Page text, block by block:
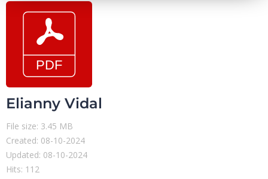
Elianny Vidal
File size: 3.45 MB
Created: 08-10-2024
Updated: 08-10-2024
Hits: 112